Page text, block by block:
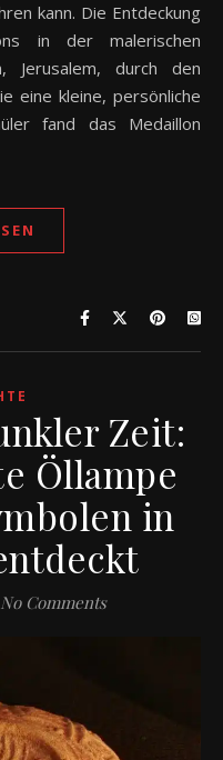
kann. Die Entdeckung
in der malerischen
Jerusalem, durch den
eine kleine, persönliche
fand das Medaillon
Zeit:
Öllampe
in
No Comments